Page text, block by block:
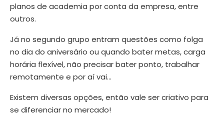
planos de academia por conta da empresa, entre
outros.
Já no segundo grupo entram questões como folga
no dia do aniversário ou quando bater metas, carga
horária flexível, não precisar bater ponto, trabalhar
remotamente e por aí vai…
Existem diversas opções, então vale ser criativo para
se diferenciar no mercado!